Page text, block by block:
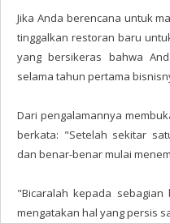
Jika Anda berencana untuk
tinggalkan restoran baru
yang bersikeras bahwa
selama tahun pertama
Dari pengalamannya
berkata: "Setelah sekitar
dan benar-benar mulai
"Bicaralah kepada
mengatakan hal yang persis